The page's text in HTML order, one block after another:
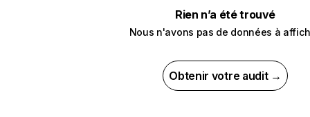
Rien n’a été trouvé
Nous n'avons pas de données à
Obtenir votre audit →